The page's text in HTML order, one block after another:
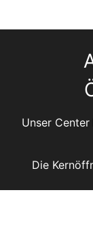
Unser
Die